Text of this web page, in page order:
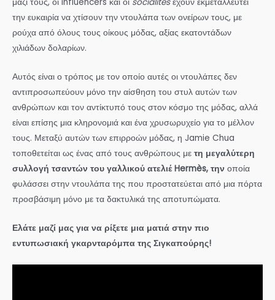
την ευκαιρία να χτίσουν την ντουλάπα των ονείρων τους, με
ρούχα από όλους τους οίκους μόδας, αξίας εκατοντάδων
χιλιάδων δολαρίων.
Αυτός είναι ο τρόπος με τον οποίο αυτές οι ντουλάπες δεν
αντιπροσωπεύουν μόνο την αίσθηση του στυλ αυτών των
ανθρώπων και τον αντίκτυπό τους στον κόσμο της μόδας, αλλά
είναι επίσης μια κληρονομιά και ένα χρυσωρυχείο για το μέλλον
τους. Μεταξύ αυτών των επιρροών μόδας, η Jamie Chua
τοποθετείται ως ένας από τους ανθρώπους με τη μεγαλύτερη
συλλογή τσαντών του γαλλικού ατελιέ Hermès, την οποία
φυλάσσει στην ντουλάπα της που προστατεύεται από μια πόρτα
προσβάσιμη μόνο με τα δακτυλικά της αποτυπώματα.
Ελάτε μαζί μας για να ρίξετε μια ματιά στην πιο
εντυπωσιακή γκαρνταρόμπα της Σιγκαπούρης!